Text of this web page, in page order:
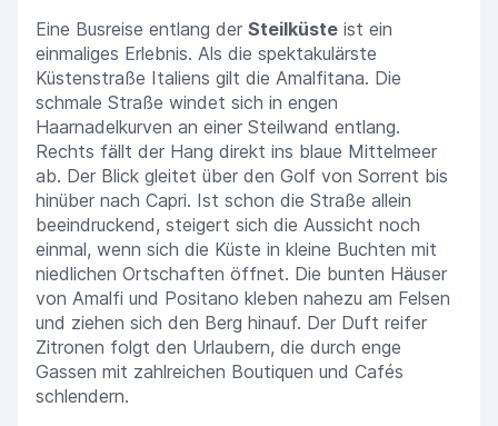
Eine Busreise entlang der Steilküste ist ein
einmaliges Erlebnis. Als die spektakulärste
Küstenstraße Italiens gilt die Amalfitana. Die
schmale Straße windet sich in engen
Haarnadelkurven an einer Steilwand entlang.
Rechts fällt der Hang direkt ins blaue Mittelmeer
ab. Der Blick gleitet über den Golf von Sorrent bis
hinüber nach Capri. Ist schon die Straße allein
beeindruckend, steigert sich die Aussicht noch
einmal, wenn sich die Küste in kleine Buchten mit
niedlichen Ortschaften öffnet. Die bunten Häuser
von Amalfi und Positano kleben nahezu am Felsen
und ziehen sich den Berg hinauf. Der Duft reifer
Zitronen folgt den Urlaubern, die durch enge
Gassen mit zahlreichen Boutiquen und Cafés
schlendern.